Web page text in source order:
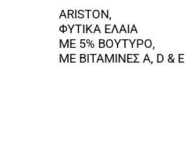
ARISTON,
ΦΥΤΙΚΑ ΕΛΑΙΑ
ΜΕ 5% ΒΟΥΤΥΡΟ,
ΜΕ ΒΙΤΑΜΙΝΕΣ A, D & E